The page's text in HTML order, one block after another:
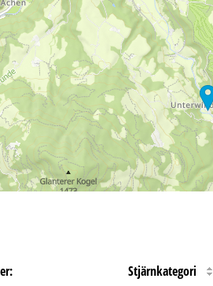
Stjärnkategori